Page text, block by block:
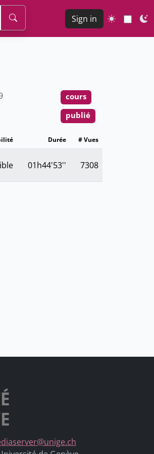
Sign in
cours
publié
Durée # Vues
01h44'53'' 7308